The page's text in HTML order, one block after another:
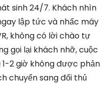
sinh 24/7. Khách nhìn
lập tức và nhấc máy
không có lời chào tự
gọi lại khách nhỡ, cuộc
1-2 giờ không được phản
chuyển sang đối thủ